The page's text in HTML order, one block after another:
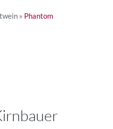
» Phantom